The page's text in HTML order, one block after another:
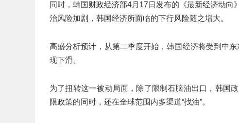
同时，韩国财政经济部4月17日发布的《最新经济动
治风险加剧，韩国经济所面临的下行风险随之增大。
高盛分析预计，从第二季度开始，韩国经济将受到中
现下滑。
为了扭转这一被动局面，除了限制石脑油出口，韩国
限政策的同时，还在全球范围内多渠道“找油”。